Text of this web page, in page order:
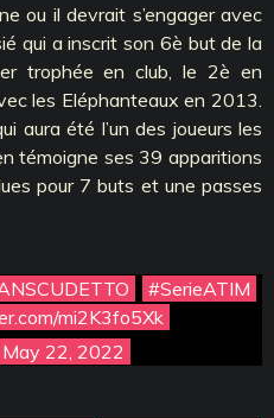
ou il devrait s’engager avec
qui a inscrit son 6è but de la
trophée en club, le 2è en
les Eléphanteaux en 2013.
aura été l’un des joueurs les
témoigne ses 39 apparitions
pour 7 buts et une passes
#SerieATIM
mi2K3fo5Xk
May 22, 2022